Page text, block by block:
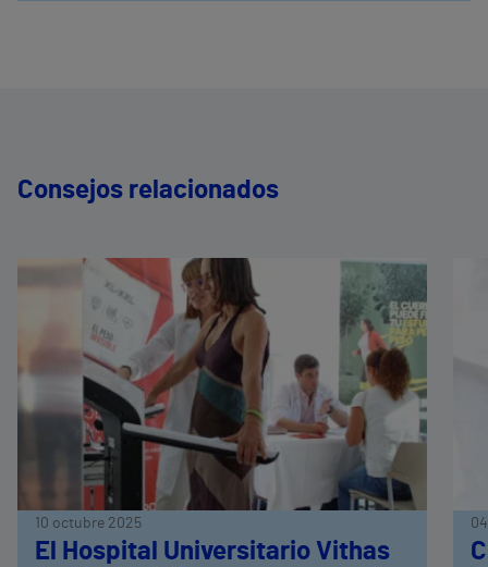
Consejos relacionados
10 octubre 2025
El Hospital Universitario Vithas